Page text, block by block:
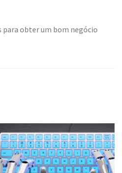
para obter um bom negócio